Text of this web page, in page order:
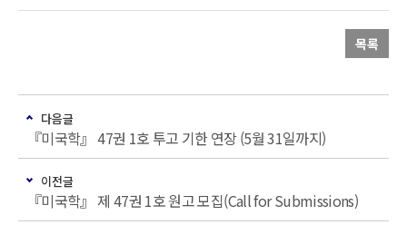
목록
다음글
『미국학』 47권 1호 투고 기한 연장 (5월 31일까지)
이전글
『미국학』 제 47권 1호 원고 모집(Call for Submissions)